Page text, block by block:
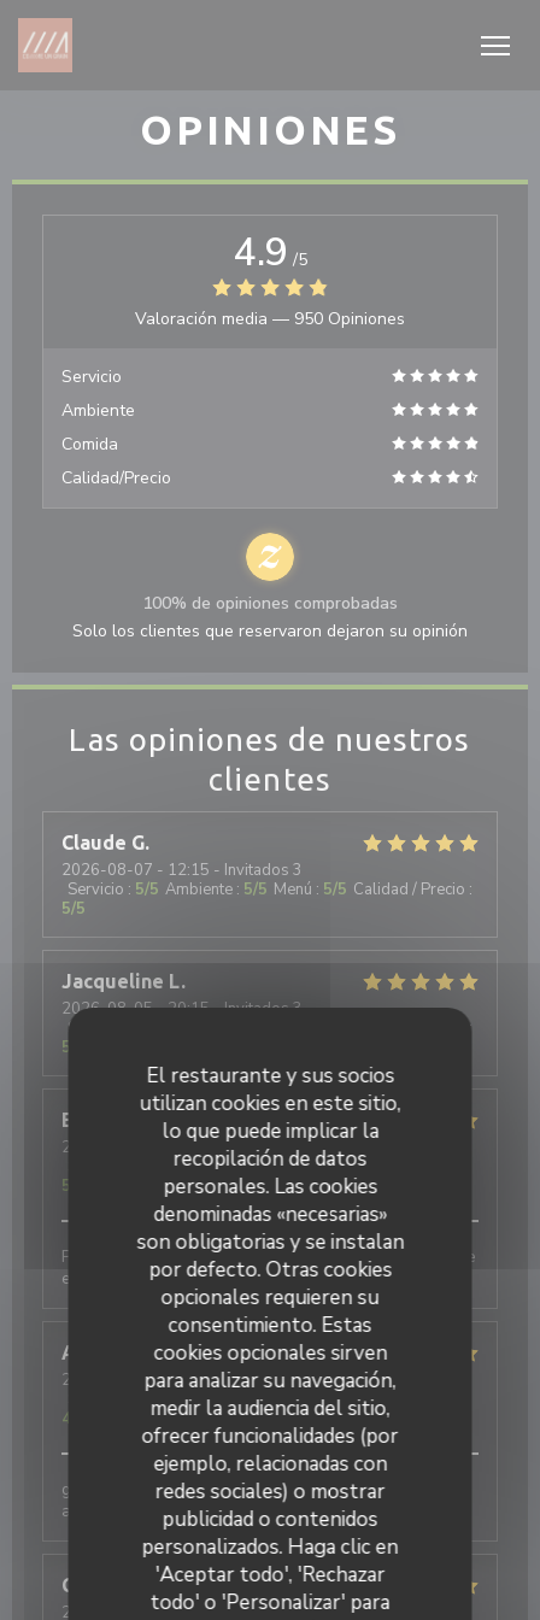
Personalización de sus opciones de cookies
El restaurante y sus socios
utilizan cookies en este sitio,
lo que puede implicar la
recopilación de datos
personales. Las cookies
denominadas «necesarias»
son obligatorias y se instalan
por defecto. Otras cookies
opcionales requieren su
consentimiento. Estas
cookies opcionales sirven
para analizar su navegación,
medir la audiencia del sitio,
ofrecer funcionalidades (por
ejemplo, relacionadas con
redes sociales) o mostrar
publicidad o contenidos
personalizados. Haga clic en
'Aceptar todo', 'Rechazar
todo' o 'Personalizar' para
OPINIONES
Las opiniones de nuestros
clientes
Claude G
2026-08-07 - 12:15 - Invitados 3
Servicio : 5/5 Ambiente : 5/5 Menú : 5/5 Calidad / Precio :
5/5
Jacqueline L
2026-08-05- 20:15 - Invitados 3
Servicio
:
5
Eric
2026-08-06
- 20:00 - Invitados 1
Ambiente:5/5 Menú :5/5 Calidad / Precio
5
Produits de qualité, cuisine fine et originale. Une belle
expérience
Annie
2026-08-05- 12:30 - Invitados 2
/5 Ambiente: 5/5 Menú :5/5 Calidad / Precio
4
galettes originales et délicieuses , bien
accompagnées par le cidre
Christelle
B
2026-07-25- 20:15 - Invitados 4
4.9 /5
Valoración media — 950 Opiniones
Servicio
Ambiente
Comida
Calidad/Precio
100% de opiniones comprobadas
Solo los clientes que reservaron dejaron su opinión